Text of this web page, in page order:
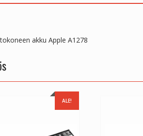
akku Apple A1278
ALE!